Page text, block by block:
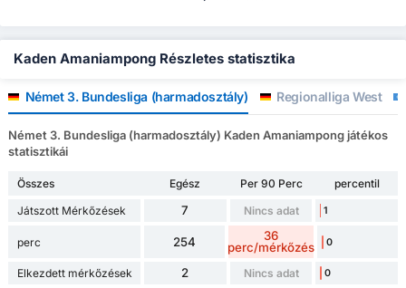
Kaden Amaniampong Részletes statisztika
Német 3. Bundesliga (harmadosztály) Regionalliga West
Német 3. Bundesliga (harmadosztály) Kaden Amaniampong játékos
statisztikái
Összes Egész Per 90 Perc
percentil
Játszott Mérkőzések
7 Nincs adat 1
perc 254
36
perc/mérkőzés
0
Elkezdett mérkőzések 2 Nincs adat 0